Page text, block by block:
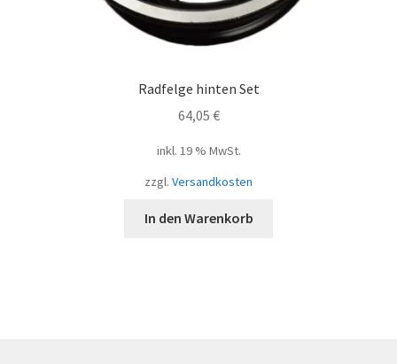
Radfelge hinten Set
64,05 €
inkl. 19 % MwSt.
zzgl. Versandkosten
In den Warenkorb